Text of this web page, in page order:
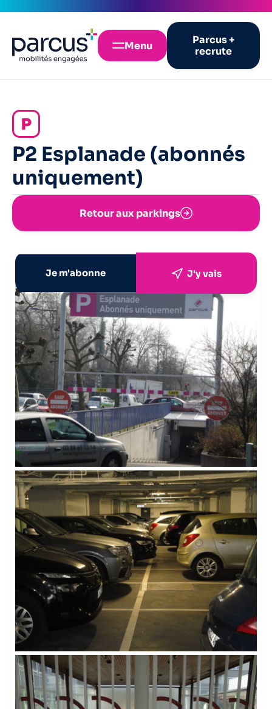
Menu
Parcus +
recrute
P2 Esplanade (abonnés
uniquement)
Retour aux parkings
Je m'abonne J'y vais